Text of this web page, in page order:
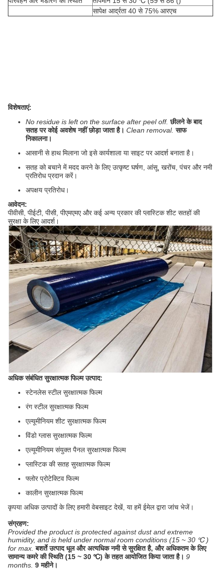
सापेक्ष आर्द्रता 40 से 75% आरएच
विशेषताएं:
No residue is left on the surface after peel off. छीलने के बाद
सतह पर कोई अवशेष नहीं छोड़ा जाता है। Clean removal. साफ
निकालना।
आसानी से हाथ मिलाना जो इसे कार्यशाला या साइट पर आदर्श बनाता है।
सतह को बचाने में मदद करने के लिए उत्कृष्ट घर्षण, आंसू, खरोंच, पंचर और नमी
प्रतिरोध प्रदान करें।
अपक्षय प्रतिरोध।
आवेदन:
पीवीसी, पीईटी, पीसी, पीएमएमए और कई अन्य प्रकार की प्लास्टिक शीट सतहों की
सुरक्षा के लिए आदर्श।
अधिक संबंधित सुरक्षात्मक फिल्म उत्पाद:
स्टेनलेस स्टील सुरक्षात्मक फिल्म
रंग स्टील सुरक्षात्मक फिल्म
एल्यूमीनियम शीट सुरक्षात्मक फिल्म
विंडो ग्लास सुरक्षात्मक फिल्म
एल्यूमीनियम संयुक्त पैनल सुरक्षात्मक फिल्म
प्लास्टिक की सतह सुरक्षात्मक फिल्म
फ्लोर प्रोटेक्टिव फिल्म
कालीन सुरक्षात्मक फिल्म
कृपया अधिक उत्पादों के लिए हमारी वेबसाइट देखें, या हमें ईमेल द्वारा जांच भेजें।
संग्रहण:
Provided the product is protected against dust and extreme
humidity, and is held under normal room conditions (15 ~ 30 ℃ )
for max. बशर्ते उत्पाद धूल और अत्यधिक नमी से सुरक्षित है, और अधिकतम के लिए
सामान्य कमरे की स्थिति (15 ~ 30 ℃) के तहत आयोजित किया जाता है। 9
months. 9 महीने।